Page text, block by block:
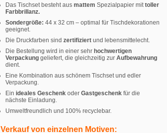
Das Tischset besteht aus mattem Spezialpapier mittoller
Farbbrillanz.
Sondergröße: 44 x 32 cm – optimal für Tischdekorationen
geeignet.
Die Druckfarben sind zertifiziert und lebensmittelecht.
Die Bestellung wird in einer sehr hochwertigen
Verpackung geliefert, die gleichzeitig zur Aufbewahrung
dient.
Eine Kombination aus schönem Tischset und edler
Verpackung.
Ein ideales Geschenk oder Gastgeschenk für die
nächste Einladung.
Umweltfreundlich und 100% recyclebar.
Verkauf von einzelnen Motiven: